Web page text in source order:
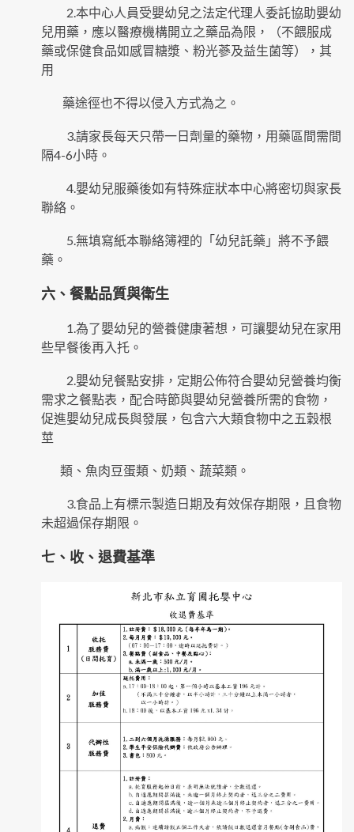
2.本中心人員受嬰幼兒之法定代理人委託協助嬰幼
兒用藥，應以醫療機構開立之藥品為限，（不餵服成
藥或保健食品如感冒糖漿、粉光蔘及益生菌等），其
用
藥途徑也不得以侵入方式為之。
3.請家長每天只帶一日劑量的藥物，用藥區間需間
隔4-6小時。
4.嬰幼兒服藥後如有特殊症狀本中心將密切與家長
聯絡。
5.無填寫紙本聯絡簿裡的「幼兒託藥」將不予餵
藥。
六、餐點品質與衛生
1.為了嬰幼兒的營養健康著想，可讓嬰幼兒在家用
些早餐後再入托。
2.嬰幼兒餐點安排，定期公佈符合嬰幼兒營養均衡
需求之餐點表，配合時節與嬰幼兒營養所需的食物，
促進嬰幼兒成長與發展，包含六大類食物中之五穀根
莖
類、魚肉豆蛋類、奶類、蔬菜類。
3.食品上有標示製造日期及有效保存期限，且食物
未超過保存期限。
七、收、退費基準